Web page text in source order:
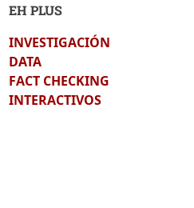
EH PLUS
INVESTIGACIÓN
DATA
FACT CHECKING
INTERACTIVOS